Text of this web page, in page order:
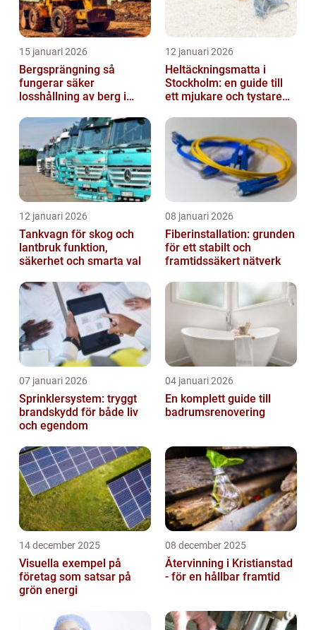
15 januari 2026
Bergsprängning så
fungerar säker
losshållning av berg i
12 januari 2026
Heltäckningsmatta i
Stockholm: en guide till
ett mjukare och tystare
12 januari 2026
Tankvagn för skog och
lantbruk funktion,
säkerhet och smarta val
08 januari 2026
Fiberinstallation: grunden
för ett stabilt och
framtidssäkert nätverk
07 januari 2026
Sprinklersystem: tryggt
brandskydd för både liv
och egendom
04 januari 2026
En komplett guide till
badrumsrenovering
14 december 2025
Visuella exempel på
företag som satsar på
grön energi
08 december 2025
Återvinning i Kristianstad
- för en hållbar framtid